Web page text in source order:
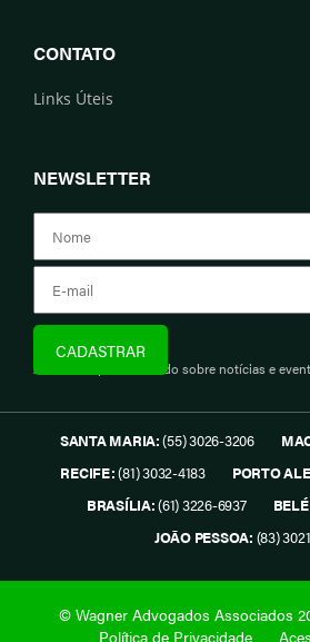
CONTATO
Links Úteis
NEWSLETTER
Assine e fique informado sobre notícias e
SANTA MARIA:(55) 3026-3206
RECIFE:(81) 3032-4183 PORTO
BRASÍLIA:(61) 3226-6937
JOÃO PESSOA: (83)
© Wagner Advogados Associados
Política de Privacidade